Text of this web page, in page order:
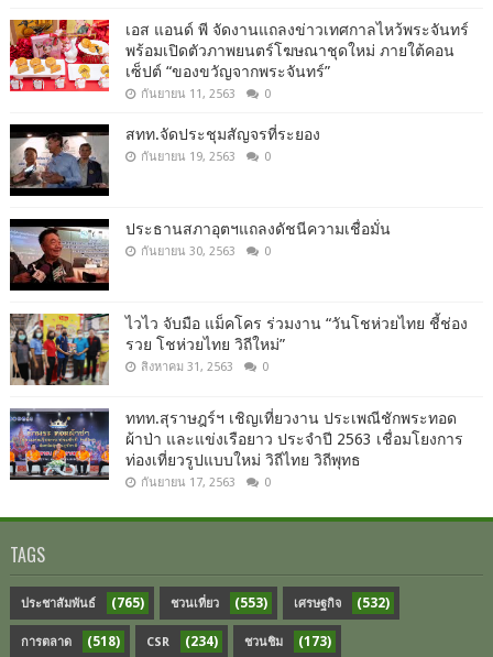
เอส แอนด์ พี จัดงานแถลงข่าวเทศกาลไหว้พระจันทร์
พร้อมเปิดตัวภาพยนตร์โฆษณาชุดใหม่ ภายใต้คอน
เซ็ปต์ “ของขวัญจากพระจันทร์”
กันยายน 11, 2563 0
สทท.จัดประชุมสัญจรที่ระยอง
กันยายน 19, 2563 0
ประธานสภาอุตฯแถลงดัชนีความเชื่อมั่น​
กันยายน 30, 2563 0
ไวไว จับมือ แม็คโคร ร่วมงาน “วันโชห่วยไทย ชี้ช่อง
รวย โชห่วยไทย วิถีใหม่”
สิงหาคม 31, 2563 0
ททท.สุราษฎร์ฯ เชิญเที่ยวงาน ประเพณีชักพระทอด
ผ้าป่า และแข่งเรือยาว ประจำปี 2563 เชื่อมโยงการ
ท่องเที่ยวรูปแบบใหม่ วิถีไทย วิถีพุทธ
กันยายน 17, 2563 0
TAGS
ประชาสัมพันธ์ (765) ชวนเที่ยว (553) เศรษฐกิจ (532)
การตลาด (518) CSR (234) ชวนชิม (173)